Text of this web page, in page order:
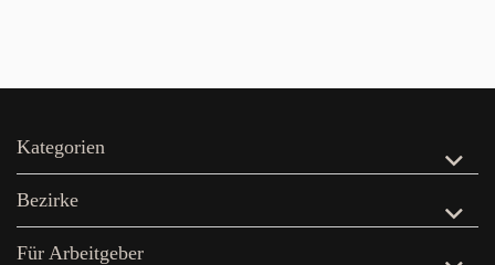
Kategorien
Bezirke
Für Arbeitgeber